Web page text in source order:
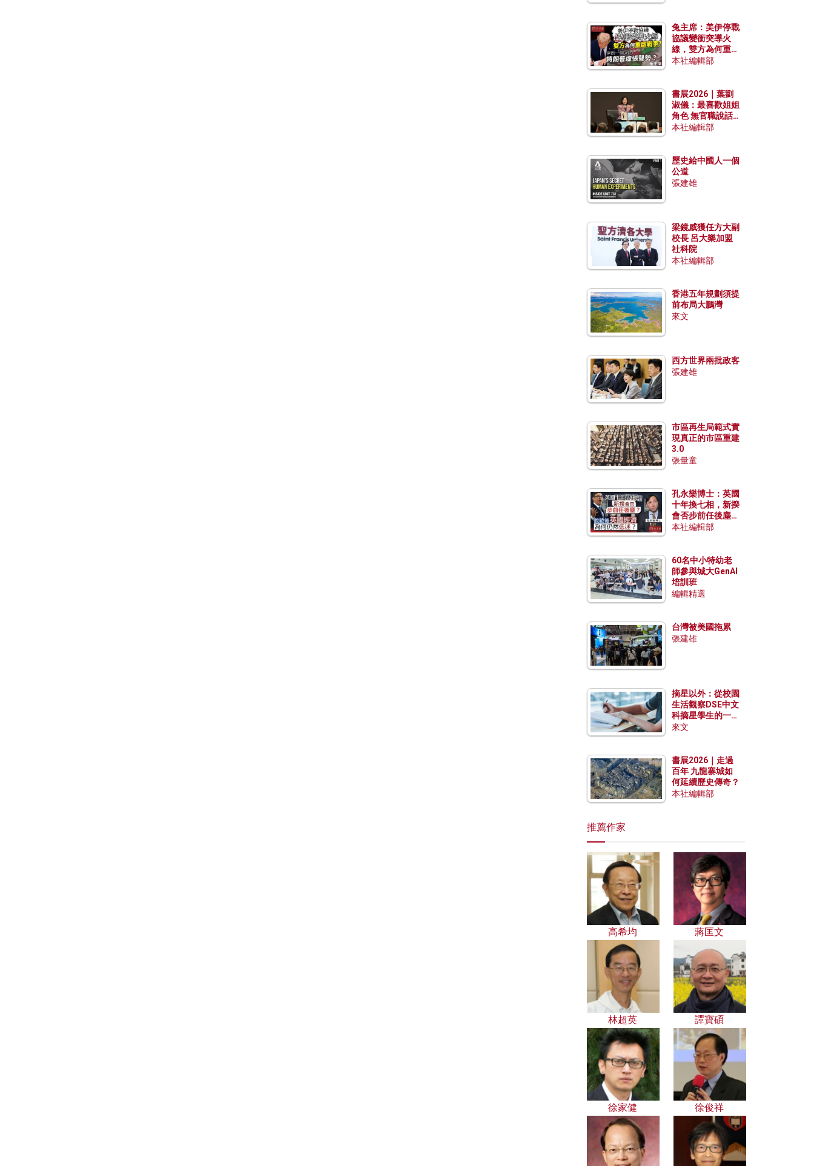
兔主席：美伊停戰
協議變衝突導火
線，雙方為何重啟
戰爭？伊朗一早洞
本社編輯部
書展2026｜葉劉
淑儀：最喜歡姐姐
角色 無官職說話
包袱少
本社編輯部
歷史給中國人一個
公道
張建雄
梁鏡威獲任方大副
校長 呂大樂加盟
社科院
本社編輯部
香港五年規劃須提
前布局大鵬灣
來文
西方世界兩批政客
張建雄
市區再生局範式實
現真正的市區重建
3.0
張量童
孔永樂博士：英國
十年換七相，新揆
會否步前任後塵？
脫歐後英國經濟為
本社編輯部
60名中小特幼老
師參與城大GenAI
培訓班
編輯精選
台灣被美國拖累
張建雄
摘星以外：從校園
生活觀察DSE中文
科摘星學生的一點
特質
來文
書展2026｜走過
百年 九龍寨城如
何延續歷史傳奇？
本社編輯部
推薦作家
高希均 蔣匡文
林超英 譚寶碩
徐家健 徐俊祥